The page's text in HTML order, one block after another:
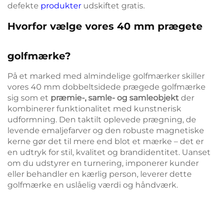
defekte produkter udskiftet gratis.
Hvorfor vælge vores 40 mm prægete
golfmærke?
På et marked med almindelige golfmærker skiller
vores 40 mm dobbeltsidede prægede golfmærke
sig som et præmie-, samle- og samleobjekt der
kombinerer funktionalitet med kunstnerisk
udformning. Den taktilt oplevede prægning, de
levende emaljefarver og den robuste magnetiske
kerne gør det til mere end blot et mærke – det er
en udtryk for stil, kvalitet og brandidentitet. Uanset
om du udstyrer en turnering, imponerer kunder
eller behandler en kærlig person, leverer dette
golfmærke en uslåelig værdi og håndværk.